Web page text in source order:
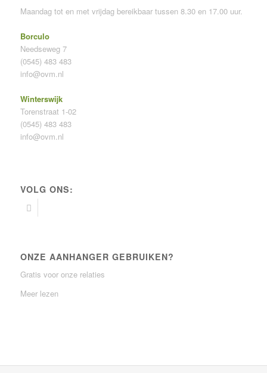
Maandag tot en met vrijdag bereikbaar tussen 8.30 en 17.00 uur.
Borculo
Needseweg 7
(0545) 483 483
info@ovm.nl
Winterswijk
Torenstraat 1-02
(0545) 483 483
info@ovm.nl
VOLG ONS:
ONZE AANHANGER GEBRUIKEN?
Gratis voor onze relaties
Meer lezen